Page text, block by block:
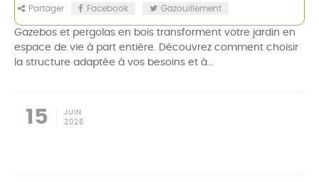
Partager Facebook Gazouillement
JUIN
15 2026
Gazebos et pergolas en bois transforment votre jardin en
espace de vie à part entière. Découvrez comment choisir
la structure adaptée à vos besoins et à...